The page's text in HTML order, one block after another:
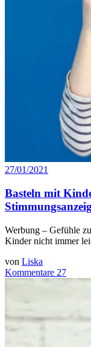
27/01/2021
Basteln mit
Werbung – Gefühle
Kinder nicht immer
von Liska
Kommentare 27